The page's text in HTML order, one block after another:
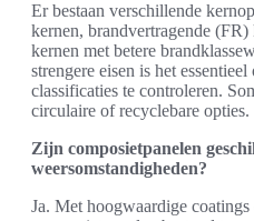
Er bestaan verschillende
kernen, brandvertragende
kernen met betere
strengere eisen is het
classificaties te controleren.
circulaire of recyclebare opties.
Zijn composietpanelen
weersomstandigheden?
Ja. Met hoogwaardige